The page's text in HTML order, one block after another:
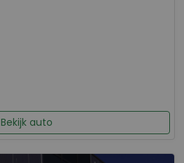
Bekijk auto